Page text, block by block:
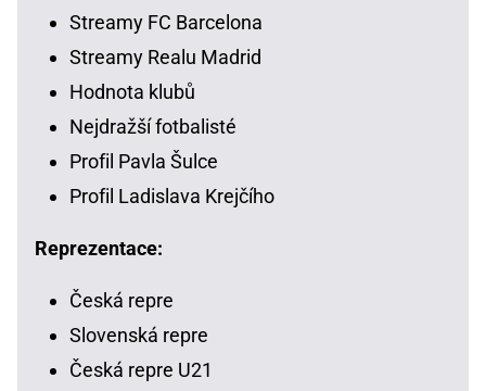
Streamy FC Barcelona
Streamy Realu Madrid
Hodnota klubů
Nejdražší fotbalisté
Profil Pavla Šulce
Profil Ladislava Krejčího
Reprezentace:
Česká repre
Slovenská repre
Česká repre U21